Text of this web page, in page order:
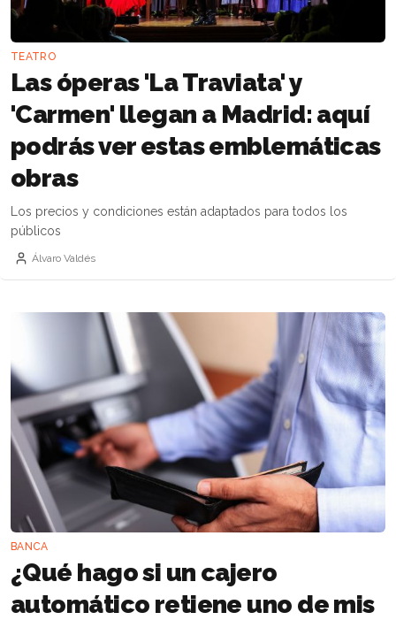
TEATRO
Las óperas 'La Traviata' y
'Carmen' llegan a Madrid: aquí
podrás ver estas emblemáticas
obras
Los precios y condiciones están adaptados para todos los
públicos
Álvaro Valdés
BANCA
¿Qué hago si un cajero
automático retiene uno de mis